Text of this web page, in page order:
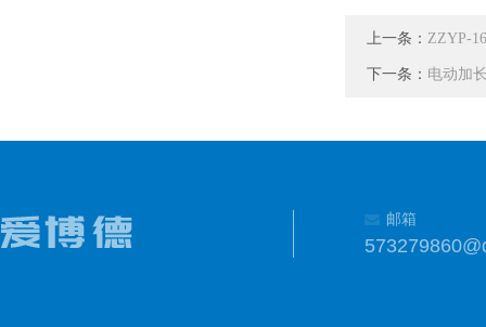
上一条： ZZYP-
下一条： 电动加
邮箱